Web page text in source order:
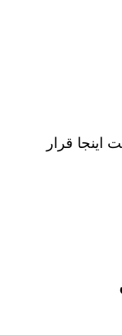
قرار